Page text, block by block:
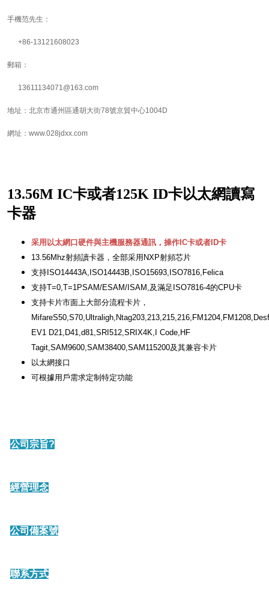
手機范先生：
+86-13121608023
郵箱：
13611134071@163.com
地址：北京市通州區通胡大街78號京貿中心1004D
網址：www.028jdxx.com
13.56M IC卡或者125K ID卡以太網讀寫
卡器
采用以太網口硬件與主機服務器通訊，操作IC卡或者ID卡
13.56Mhz射頻讀卡器，全部采用NXP射頻芯片
支持ISO14443A,ISO14443B,ISO15693,ISO7816,Felica
支持T=0,T=1PSAM/ESAM/ISAM,及滿足ISO7816-4的CPU卡
支持卡片市面上大部分流程卡片，
EV1 D21,D41,d81,SRI512,SRIX4K,I Code,HF
Tagit,SAM9600,SAM38400,SAM115200及其兼容卡片
以太網接口
可根據用戶需求定制特定功能
公司宗旨?
經營理念
公司備案號
聯系方式